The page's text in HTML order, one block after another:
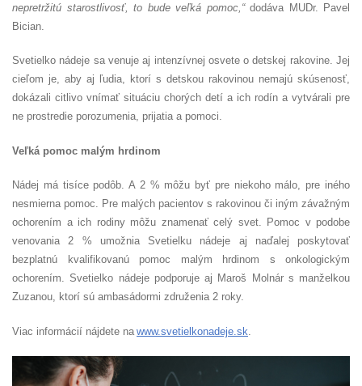
nepretržitú starostlivosť, to bude veľká pomoc,“dodáva MUDr. Pavel
Bician.
Svetielko nádeje sa venuje aj intenzívnej osvete o detskej rakovine. Jej
cieľom je, aby aj ľudia, ktorí s detskou rakovinou nemajú skúsenosť,
dokázali citlivo vnímať situáciu chorých detí a ich rodín a vytvárali pre
ne prostredie porozumenia, prijatia a pomoci.
Veľká pomoc malým hrdinom
Nádej má tisíce podôb. A 2 % môžu byť pre niekoho málo, pre iného
nesmierna pomoc. Pre malých pacientov s rakovinou či iným závažným
ochorením a ich rodiny môžu znamenať celý svet. Pomoc v podobe
venovania 2 % umožnia Svetielku nádeje aj naďalej poskytovať
bezplatnú kvalifikovanú pomoc malým hrdinom s onkologickým
ochorením. Svetielko nádeje podporuje aj Maroš Molnár s manželkou
Zuzanou, ktorí sú ambasádormi združenia 2 roky.
Viac informácií nájdete na www.svetielkonadeje.sk